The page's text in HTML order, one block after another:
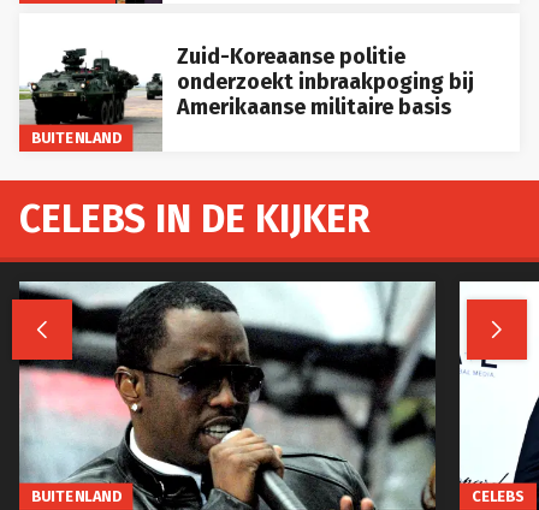
BUITENLAND
Zuid-Koreaanse politie
onderzoekt inbraakpoging bij
Amerikaanse militaire basis
CELEBS IN DE KIJKER
 
BUITENLAND CELEBS